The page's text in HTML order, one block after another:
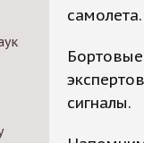
самолета.
сигналы.